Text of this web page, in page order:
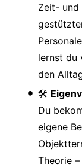
Zeit- und
lernst du
den
🛠️
Du
eigene
Theorie